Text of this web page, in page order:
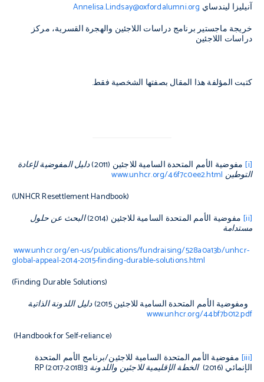
آنيليزا ليندساي Annelisa.Lindsay@oxfordalumni.org
خريجة ماجستير برنامج دراسات اللاجئين والهجرة القسرية، مركز
دراسات اللاجئين
كتبت المؤلفة هذا المقال بصفتها الشخصية فقط.
[i] مفوضية الأمم المتحدة السامية للاجئين (2011) دليل المفوضية لإعادة
التوطين www.unhcr.org/46f7c0ee2.html
(UNHCR Resettlement Handbook)
[ii] مفوضية الأمم المتحدة السامية للاجئين (2014) البحث عن حلول
مستدامة
www.unhcr.org/en-us/publications/fundraising/528a0a13b/unhcr-
global-appeal-2014-2015-finding-durable-solutions.html
(Finding Durable Solutions)
ومفوضية الأمم المتحدة السامية للاجئين 2015)
دليل اللدونة الذاتية
www.unhcr.org/44bf7b012.pdf
(Handbook for Self-reliance)
[iii] مفوضية الأمم المتحدة السامية للاجئين/برنامج الأمم المتحدة
الإنمائي (2016) الخطة الإقليمية للاجئين واللدونة 3 RP (2017-2018)